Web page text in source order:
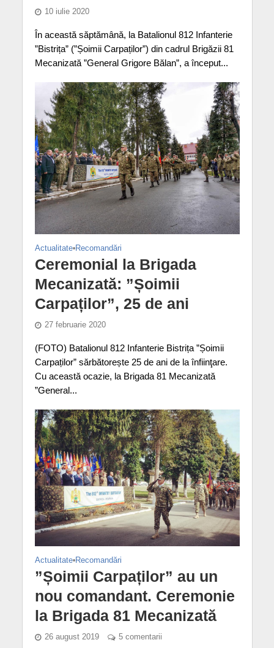
10 iulie 2020
În această săptămână, la Batalionul 812 Infanterie
”Bistrița” (”Șoimii Carpaților”) din cadrul Brigăzii 81
Mecanizată ”General Grigore Bălan”, a început...
Actualitate•Recomandări
Ceremonial la Brigada
Mecanizată: ”Șoimii
Carpaților”, 25 de ani
27 februarie 2020
(FOTO) Batalionul 812 Infanterie Bistrița ”Șoimii
Carpaților” sărbătorește 25 de ani de la înfiinţare.
Cu această ocazie, la Brigada 81 Mecanizată
”General...
Actualitate•Recomandări
”Șoimii Carpaților” au un
nou comandant. Ceremonie
la Brigada 81 Mecanizată
26 august 2019 5 comentarii